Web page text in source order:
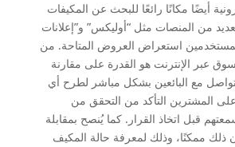
أيضًا مكانًا رائعًا للبحث عن المكيفات
من المنصات مثل “أوليكس” و”إعلانات
استعراض العروض المتاحة. من
عبر الإنترنت هو القدرة على مقارنة
مع البائعين بشكل مباشر لطرح أي
المشترين التأكد من التحقق من
قبل اتخاذ القرار. كما يُنصح بمقابلة
ذلك ممكنًا، وذلك لمعرفة حالة المكيف